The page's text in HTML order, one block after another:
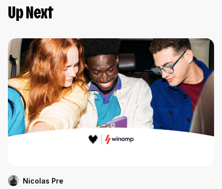
Up Next
Nicolas Pre